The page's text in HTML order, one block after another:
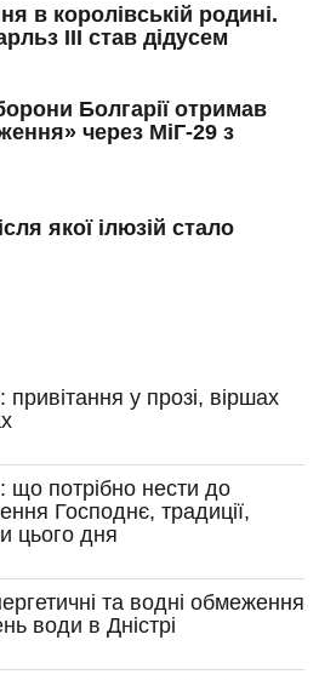
в королівській родині.
III став дідусем
Болгарії отримав
через МіГ-29 з
якої ілюзій стало
у прозі, віршах
потрібно нести до
Господнє, традиції,
цього дня
та водні обмеження
води в Дністрі